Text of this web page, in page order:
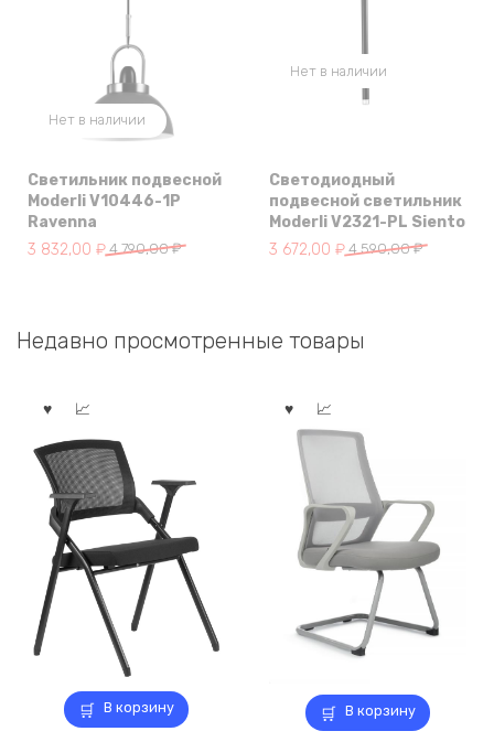
Нет в наличии
Светильник подвесной
Moderli V10446-1P
Ravenna
4 790,00₽
Первоначальная
790,00 ₽.
3 832,00 ₽
Текущая
Нет в наличии
Светодиодный
подвесной светильник
Moderli V2321-PL Siento
4 590,00₽
Первоначальная
590,00 ₽.
3 672,00 ₽
Текущая
Недавно просмотренные товары
В корзину В корзину